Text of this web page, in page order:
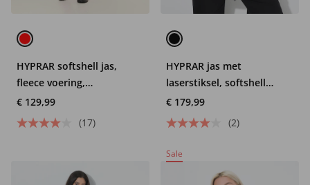
HYPRAR softshell jas,
fleece voering,
waterafstotend
€ 129,99
(17)
HYPRAR jas met
laserstiksel, softshell
inzetten, capuchon
€ 179,99
(2)
Sale